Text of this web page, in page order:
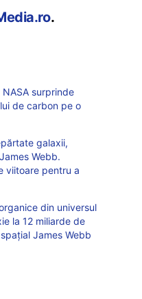
.
surprinde
de carbon pe o
galaxii,
Webb.
viitoare pentru a
din universul
la 12 miliarde de
James Webb